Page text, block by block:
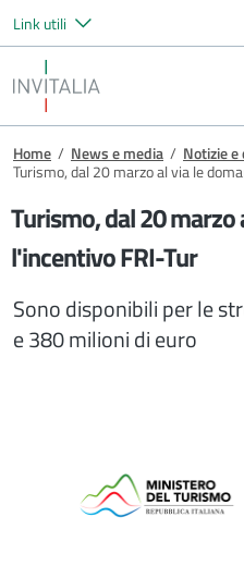
Salta al contenuto
Link utili
Invitalia
Briciole di pane
Home / News e media / Notizie
Turismo, dal 20 marzo al via le
Turismo, dal 20
l'incentivo FRI-Tur
Sono disponibili per le
e 380 milioni di euro